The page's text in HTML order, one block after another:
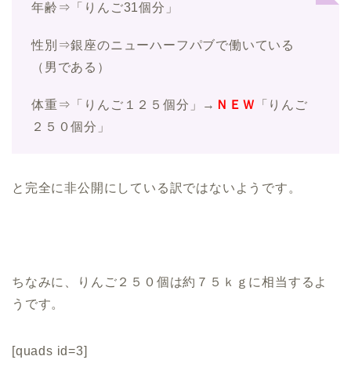
年齢⇒「りんご31個分」
性別⇒銀座のニューハーフパブで働いている
（男である）
体重⇒「りんご１２５個分」→ ＮＥＷ 「りんご
２５０個分」
と完全に非公開にしている訳ではないようです。
ちなみに、りんご２５０個は約７５ｋｇに相当するよ
うです。
[quads id=3]